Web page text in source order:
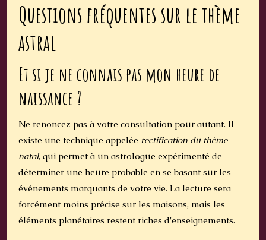
Questions fréquentes sur le thème
astral
Et si je ne connais pas mon heure de
naissance ?
Ne renoncez pas à votre consultation pour autant. Il
existe une technique appelée rectification du thème
natal, qui permet à un astrologue expérimenté de
déterminer une heure probable en se basant sur les
événements marquants de votre vie. La lecture sera
forcément moins précise sur les maisons, mais les
éléments planétaires restent riches d'enseignements.